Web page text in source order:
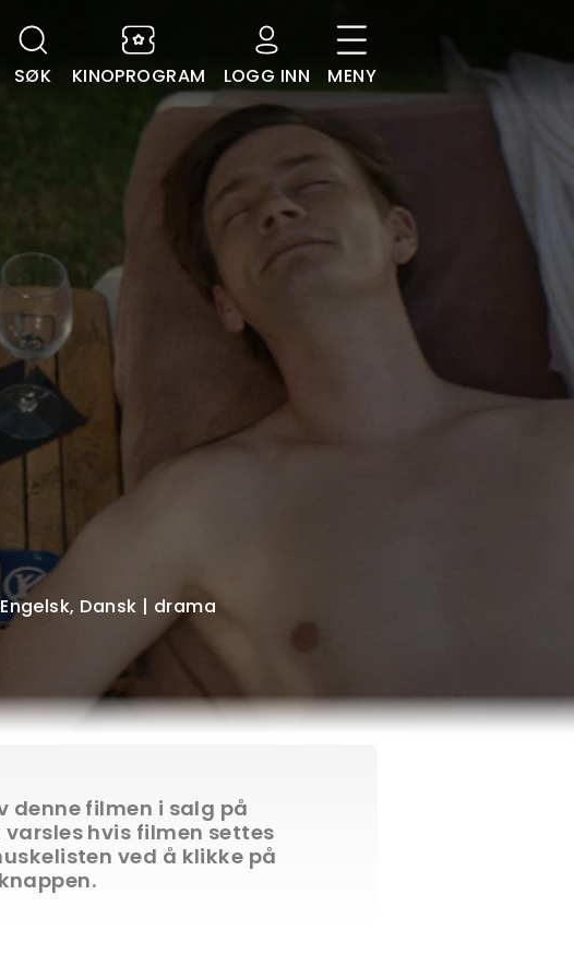
SØK KINOPROGRAM LOGG INN MENY
Dansk | drama
denne filmen i salg på
hvis filmen settes
ved å klikke på